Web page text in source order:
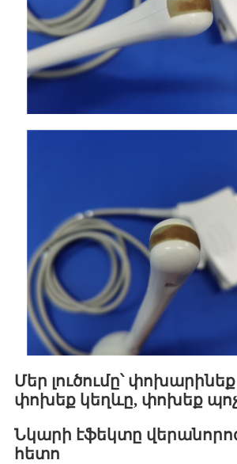
Մեր լուծումը՝
փոխեք կեղևը, փոխեք
Նկարի էֆեկտը
հետո